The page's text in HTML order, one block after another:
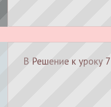
В Решение к уроку 7